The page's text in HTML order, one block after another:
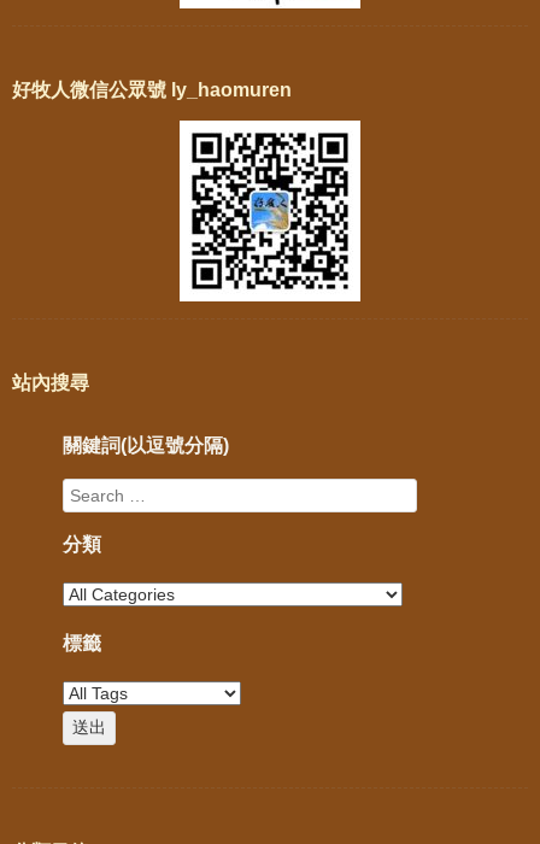
好牧人微信公眾號 ly_haomuren
站內搜尋
關鍵詞(以逗號分隔)
分類
標籤